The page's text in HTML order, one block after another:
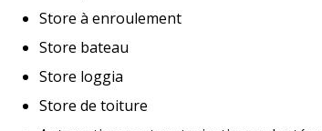
Store à enroulement
Store bateau
Store loggia
Store de toiture